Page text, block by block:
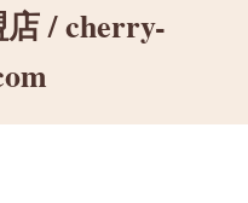
/ cherry-